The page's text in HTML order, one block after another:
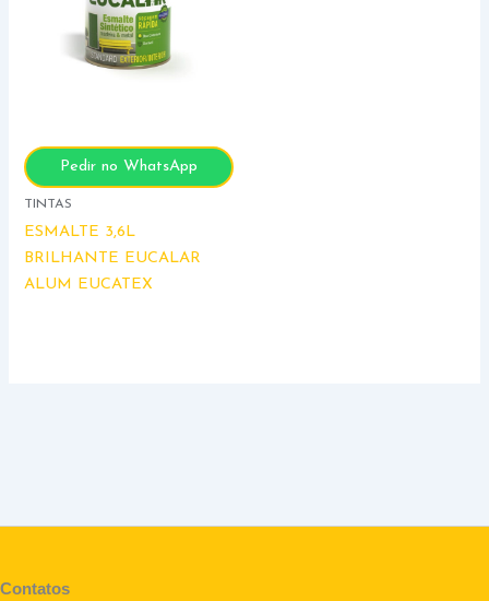
Pedir no WhatsApp
TINTAS
ESMALTE 3,6L
BRILHANTE EUCALAR
ALUM EUCATEX
Contatos